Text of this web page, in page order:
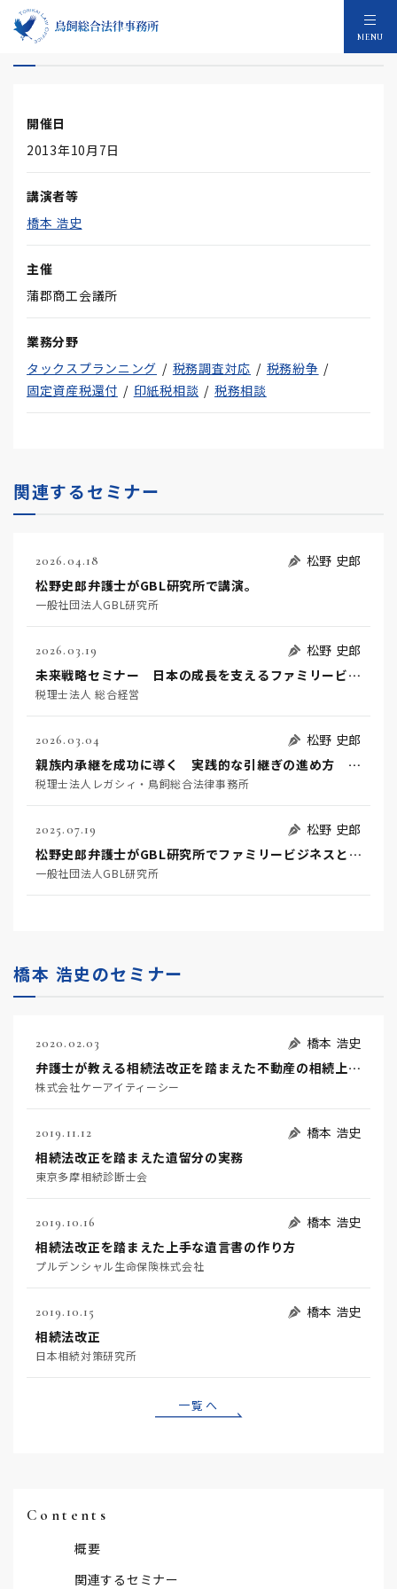
MENU
消費税の転嫁対策特別措置法のポイント
開催日
2013年10月7日
講演者等
橋本 浩史
主催
蒲郡商工会議所
業務分野
タックスプランニング
税務調査対応
税務紛争
固定資産税還付
印紙税相談 税務相談
関連するセミナー
2026.04.18
松野 史郎
松野史郎弁護士がGBL研究所で講演。
一般社団法人GBL研究所
2026.03.19
松野 史郎
未来戦略セミナー 日本の成長を支えるファミリービジネス
税理士法人 総合経営
2026.03.04
松野 史郎
親族内承継を成功に導く 実践的な引継ぎの進め方 ―ファミリービジネスの次世代を守るために今すぐ考えるべきこと―
税理士法人レガシィ・鳥飼総合法律事務所
2025.07.19
松野 史郎
松野史郎弁護士がGBL研究所でファミリービジネスとファミリーガバナンスについて講演。
一般社団法人GBL研究所
橋本 浩史のセミナー
2020.02.03
橋本 浩史
弁護士が教える相続法改正を踏まえた不動産の相続上の問題点・留意点
株式会社ケーアイティーシー
2019.11.12
橋本 浩史
相続法改正を踏まえた遺留分の実務
東京多摩相続診断士会
2019.10.16
橋本 浩史
相続法改正を踏まえた上手な遺言書の作り方
プルデンシャル生命保険株式会社
2019.10.15
橋本 浩史
相続法改正
日本相続対策研究所
一覧へ
Contents
概要
関連するセミナー